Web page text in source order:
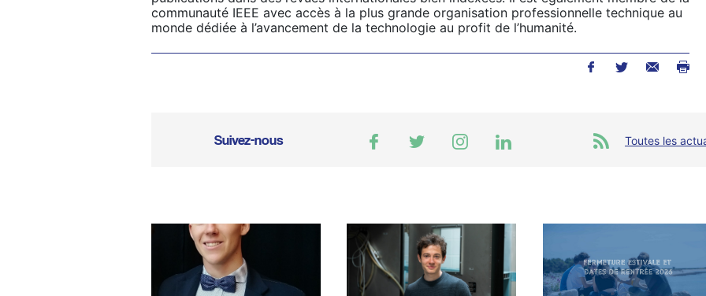
communauté IEEE avec accès à la plus grande organisation professionnelle technique au
monde dédiée à l’avancement de la technologie au profit de l’humanité.
Suivez-nous Toutes les